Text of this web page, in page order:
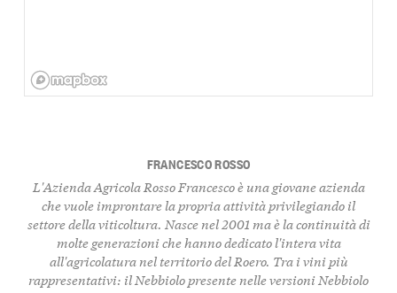
FRANCESCO ROSSO
L'Azienda Agricola Rosso Francesco è una giovane azienda
che vuole improntare la propria attività privilegiando il
settore della viticoltura. Nasce nel 2001 ma è la continuità di
molte generazioni che hanno dedicato l'intera vita
all'agricolatura nel territorio del Roero. Tra i vini più
rappresentativi: il Nebbiolo presente nelle versioni Nebbiolo